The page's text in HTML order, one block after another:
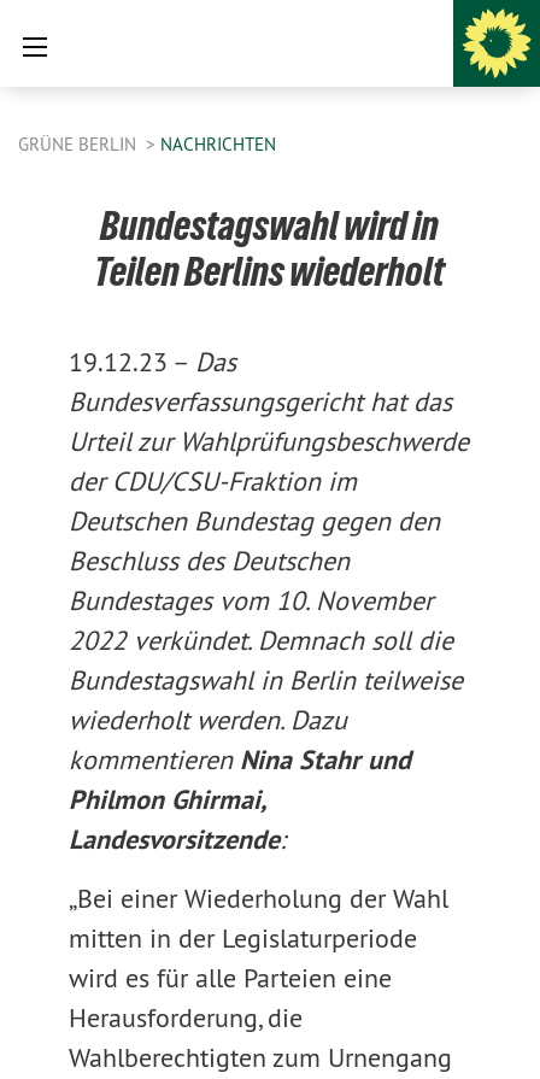
GRÜNE BERLIN NACHRICHTEN
Bundestagswahl wird in
Teilen Berlins wiederholt
19.12.23 – Das
Bundesverfassungsgericht hat das
Urteil zur Wahlprüfungsbeschwerde
der CDU/CSU-Fraktion im
Deutschen Bundestag gegen den
Beschluss des Deutschen
Bundestages vom 10. November
2022 verkündet. Demnach soll die
Bundestagswahl in Berlin teilweise
wiederholt werden. Dazu
kommentieren Nina Stahr und
Philmon Ghirmai,
Landesvorsitzende:
„Bei einer Wiederholung der Wahl
mitten in der Legislaturperiode
wird es für alle Parteien eine
Herausforderung, die
Wahlberechtigten zum Urnengang